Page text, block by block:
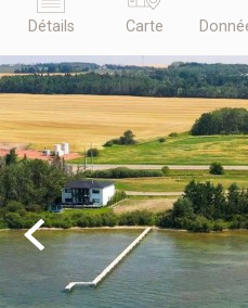
Détails Carte
Previous